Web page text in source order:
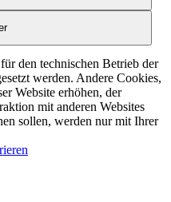
den technischen Betrieb der
werden. Andere Cookies,
Website erhöhen, der
mit anderen Websites
sollen, werden nur mit Ihrer